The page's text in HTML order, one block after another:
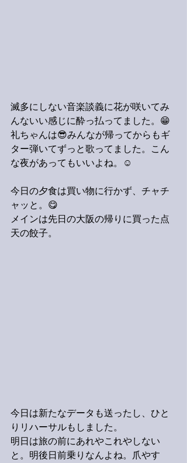
滅多にしない音楽談義に花が咲いてみ
んないい感じに酔っ払ってました。😁
礼ちゃんは😎みんなが帰ってからもギ
ター弾いてずっと歌ってました。こん
な夜があってもいいよね。☺️
今日の夕食は買い物に行かず、チャチ
ャッと。😋
メインは先日の大阪の帰りに買った点
天の餃子。
今日は新たなデータも送ったし、ひと
りリハーサルもしました。
明日は旅の前にあれやこれやしない
と。明後日前乗りなんよね。爪やす